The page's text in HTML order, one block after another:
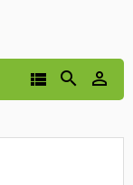


